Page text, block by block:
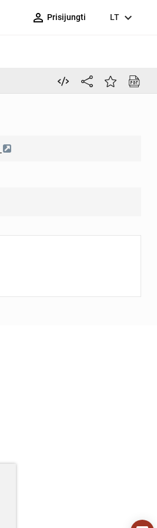
person_outline Prisijungti LT expand_more